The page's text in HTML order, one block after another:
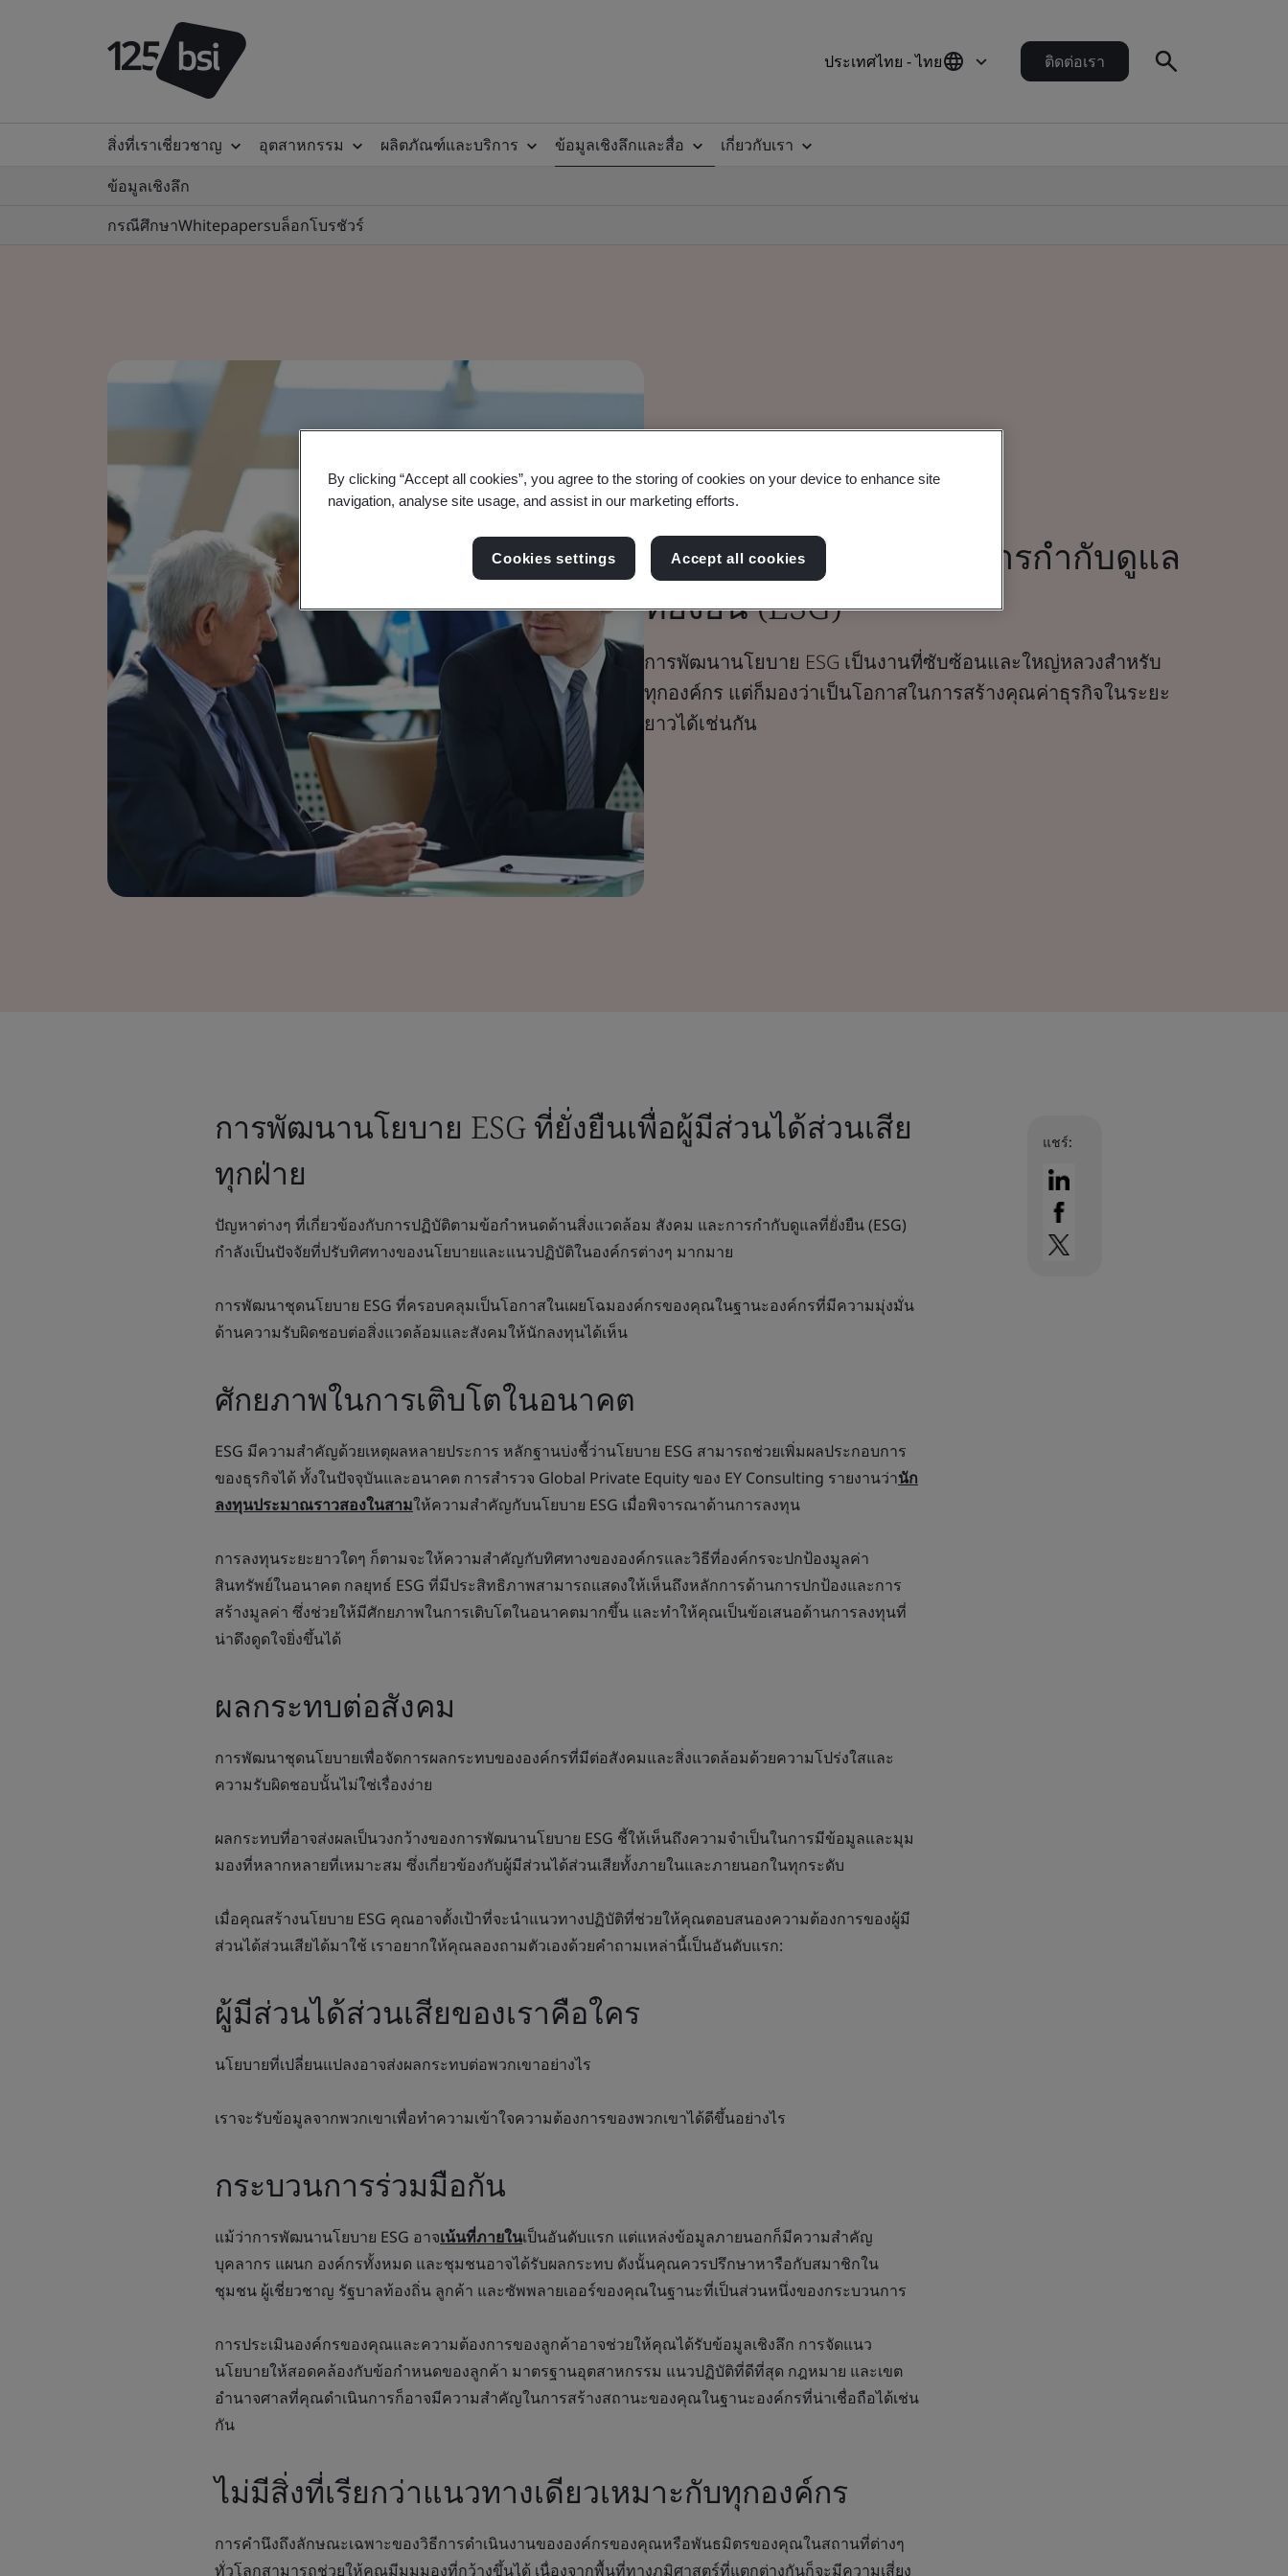
ประเทศไทย - ไทย ติดต่อเรา
สิ่งที่เราเชี่ยวชาญ อุตสาหกรรม ผลิตภัณฑ์และบริการ ข้อมูลเชิงลึกและสื่อ
เกี่ยวกับเรา
ข้อมูลเชิงลึก
กรณีศึกษาWhitepapersบล็อกโบรชัวร์
บล็อก
ความยั่งยืน
สิ่งแวดล้อม สังคม และการกำกับดูแล
ที่ยั่งยืน (ESG)
การพัฒนานโยบาย ESG เป็นงานที่ซับซ้อนและใหญ่หลวงสำหรับ
ทุกองค์กร แต่ก็มองว่าเป็นโอกาสในการสร้างคุณค่าธุรกิจในระยะ
ยาวได้เช่นกัน
การพัฒนานโยบาย ESG ที่ยั่งยืนเพื่อผู้มีส่วนได้ส่วนเสีย
ทุกฝ่าย
ปัญหาต่างๆ ที่เกี่ยวข้องกับการปฏิบัติตามข้อกำหนดด้านสิ่งแวดล้อม สังคม และการกำกับดูแลที่ยั่งยืน (ESG)
กำลังเป็นปัจจัยที่ปรับทิศทางของนโยบายและแนวปฏิบัติในองค์กรต่างๆ มากมาย
การพัฒนาชุดนโยบาย ESG ที่ครอบคลุมเป็นโอกาสในเผยโฉมองค์กรของคุณในฐานะองค์กรที่มีความมุ่งมั่น
ด้านความรับผิดชอบต่อสิ่งแวดล้อมและสังคมให้นักลงทุนได้เห็น
ศักยภาพในการเติบโตในอนาคต
ESG มีความสำคัญด้วยเหตุผลหลายประการ หลักฐานบ่งชี้ว่านโยบาย ESG สามารถช่วยเพิ่มผลประกอบการ
ของธุรกิจได้ ทั้งในปัจจุบันและอนาคต การสำรวจ Global Private Equity ของ EY Consulting รายงานว่านัก
ลงทุนประมาณราวสองในสามให้ความสำคัญกับนโยบาย ESG เมื่อพิจารณาด้านการลงทุน
การลงทุนระยะยาวใดๆ ก็ตามจะให้ความสำคัญกับทิศทางขององค์กรและวิธีที่องค์กรจะปกป้องมูลค่า
สินทรัพย์ในอนาคต กลยุทธ์ ESG ที่มีประสิทธิภาพสามารถแสดงให้เห็นถึงหลักการด้านการปกป้องและการ
สร้างมูลค่า ซึ่งช่วยให้มีศักยภาพในการเติบโตในอนาคตมากขึ้น และทำให้คุณเป็นข้อเสนอด้านการลงทุนที่
น่าดึงดูดใจยิ่งขึ้นได้
ผลกระทบต่อสังคม
การพัฒนาชุดนโยบายเพื่อจัดการผลกระทบขององค์กรที่มีต่อสังคมและสิ่งแวดล้อมด้วยความโปร่งใสและ
ความรับผิดชอบนั้นไม่ใช่เรื่องง่าย
ผลกระทบที่อาจส่งผลเป็นวงกว้างของการพัฒนานโยบาย ESG ชี้ให้เห็นถึงความจำเป็นในการมีข้อมูลและมุม
มองที่หลากหลายที่เหมาะสม ซึ่งเกี่ยวข้องกับผู้มีส่วนได้ส่วนเสียทั้งภายในและภายนอกในทุกระดับ
เมื่อคุณสร้างนโยบาย ESG คุณอาจตั้งเป้าที่จะนำแนวทางปฏิบัติที่ช่วยให้คุณตอบสนองความต้องการของผู้มี
ส่วนได้ส่วนเสียได้มาใช้ เราอยากให้คุณลองถามตัวเองด้วยคำถามเหล่านี้เป็นอันดับแรก:
ผู้มีส่วนได้ส่วนเสียของเราคือใคร
นโยบายที่เปลี่ยนแปลงอาจส่งผลกระทบต่อพวกเขาอย่างไร
เราจะรับข้อมูลจากพวกเขาเพื่อทำความเข้าใจความต้องการของพวกเขาได้ดีขึ้นอย่างไร
กระบวนการร่วมมือกัน
แม้ว่าการพัฒนานโยบาย ESG อาจเน้นที่ภายในเป็นอันดับแรก แต่แหล่งข้อมูลภายนอกก็มีความสำคัญ
บุคลากร แผนก องค์กรทั้งหมด และชุมชนอาจได้รับผลกระทบ ดังนั้นคุณควรปรึกษาหารือกับสมาชิกใน
ชุมชน ผู้เชี่ยวชาญ รัฐบาลท้องถิ่น ลูกค้า และซัพพลายเออร์ของคุณในฐานะที่เป็นส่วนหนึ่งของกระบวนการ
การประเมินองค์กรของคุณและความต้องการของลูกค้าอาจช่วยให้คุณได้รับข้อมูลเชิงลึก การจัดแนว
นโยบายให้สอดคล้องกับข้อกำหนดของลูกค้า มาตรฐานอุตสาหกรรม แนวปฏิบัติที่ดีที่สุด กฎหมาย และเขต
อำนาจศาลที่คุณดำเนินการก็อาจมีความสำคัญในการสร้างสถานะของคุณในฐานะองค์กรที่น่าเชื่อถือได้เช่น
กัน
ไม่มีสิ่งที่เรียกว่าแนวทางเดียวเหมาะกับทุกองค์กร
การคำนึงถึงลักษณะเฉพาะของวิธีการดำเนินงานขององค์กรของคุณหรือพันธมิตรของคุณในสถานที่ต่างๆ
ทั่วโลกสามารถช่วยให้คุณมีมุมมองที่กว้างขึ้นได้ เนื่องจากพื้นที่ทางภูมิศาสตร์ที่แตกต่างกันก็จะมีความเสี่ยง
แชร์:
By clicking “Accept all cookies”, you agree to the storing of cookies on your device to enhance site
navigation, analyse site usage, and assist in our marketing efforts.
Cookies settings Accept all cookies